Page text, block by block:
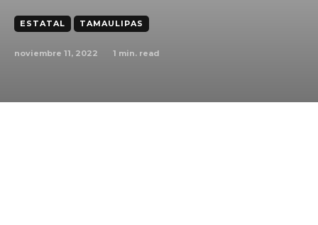
ESTATAL TAMAULIPAS
noviembre 11, 2022 1 min. read